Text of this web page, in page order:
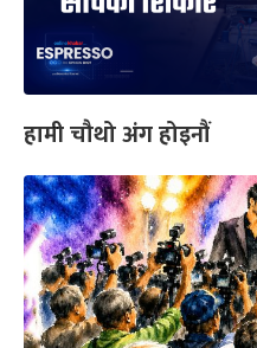
हामी चौथो अंग होइनौं